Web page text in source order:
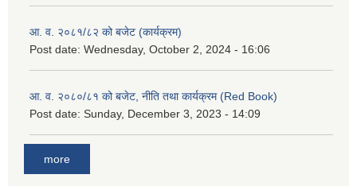
आ. व. २०८१/८२ को बजेट (कार्यक्रम)
Post date: Wednesday, October 2, 2024 - 16:06
आ. व. २०८०/८१ को बजेट, नीति तथा कार्यक्रम (Red Book)
Post date: Sunday, December 3, 2023 - 14:09
more